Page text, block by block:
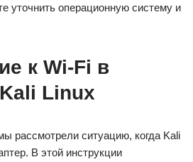
уточнить операционную систему и
к Wi-Fi в
Linux
рассмотрели ситуацию, когда Kali
В этой инструкции